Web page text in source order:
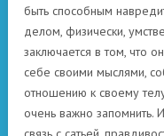
быть способным
делом, физически,
заключается в том, что
себе своими мыслями,
отношению к своему
очень важно запомнить.